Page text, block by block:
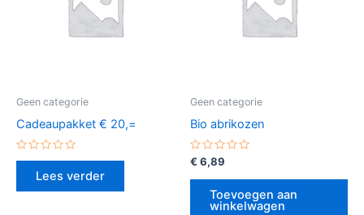
Geen categorie
Cadeaupakket € 20,=
Gewaardeerd
Lees verder
Geen categorie
Bio abrikozen
Gewaardeerd
0
uit
€ 6,89
Toevoegen aan
winkelwagen